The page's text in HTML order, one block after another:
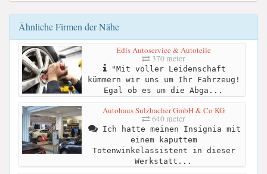
Ähnliche Firmen der Nähe
Edis Autoservice & Autoteile
370 meter
"Mit voller Leidenschaft
kümmern wir uns um Ihr Fahrzeug!
Egal ob es um die Abga...
Autohaus Sulzbacher GmbH & Co KG
640 meter
Ich hatte meinen Insignia mit
einem kaputtem
Totenwinkelassistent in dieser
Werkstatt...